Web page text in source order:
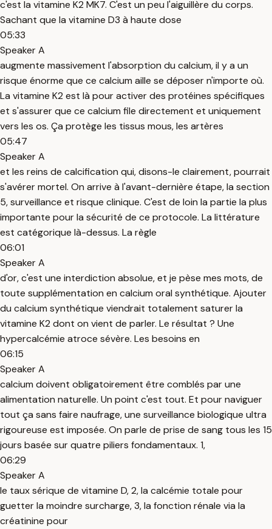
c'est la vitamine K2 MK7. C'est un peu l'aiguillère du corps.
Sachant que la vitamine D3 à haute dose
05:33
Speaker A
augmente massivement l'absorption du calcium, il y a un
risque énorme que ce calcium aille se déposer n'importe où.
La vitamine K2 est là pour activer des protéines spécifiques
et s'assurer que ce calcium file directement et uniquement
vers les os. Ça protège les tissus mous, les artères
05:47
Speaker A
et les reins de calcification qui, disons-le clairement, pourrait
s'avérer mortel. On arrive à l'avant-dernière étape, la section
5, surveillance et risque clinique. C'est de loin la partie la plus
importante pour la sécurité de ce protocole. La littérature
est catégorique là-dessus. La règle
06:01
Speaker A
d'or, c'est une interdiction absolue, et je pèse mes mots, de
toute supplémentation en calcium oral synthétique. Ajouter
du calcium synthétique viendrait totalement saturer la
vitamine K2 dont on vient de parler. Le résultat ? Une
hypercalcémie atroce sévère. Les besoins en
06:15
Speaker A
calcium doivent obligatoirement être comblés par une
alimentation naturelle. Un point c'est tout. Et pour naviguer
tout ça sans faire naufrage, une surveillance biologique ultra
rigoureuse est imposée. On parle de prise de sang tous les 15
jours basée sur quatre piliers fondamentaux. 1,
06:29
Speaker A
le taux sérique de vitamine D, 2, la calcémie totale pour
guetter la moindre surcharge, 3, la fonction rénale via la
créatinine pour